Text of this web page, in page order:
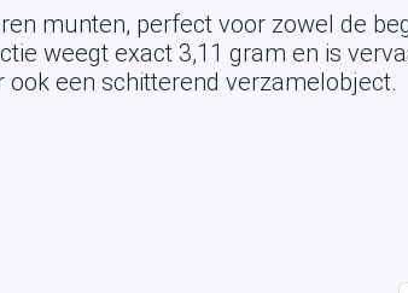
munten, perfect voor zowel de
weegt exact 3,11 gram en is
een schitterend verzamelobject.